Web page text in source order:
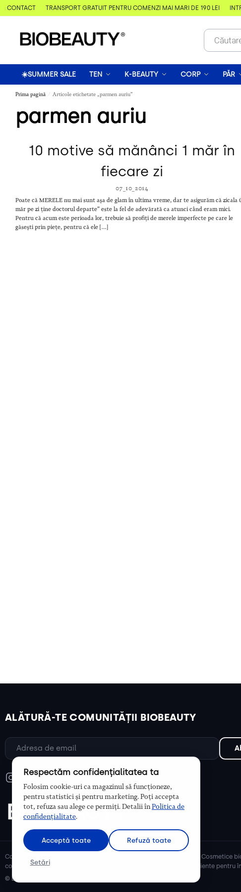
TRANSPORT GRATUIT PENTRU COMENZI MAI MARI DE 190 LEI
☀️SUMMER SALE TEN K-BEAUTY CORP PĂR
Prima pagină / Articole etichetate „parmen auriu”
parmen auriu
10 motive să mănânci 1 măr în
fiecare zi
07_10_2014
Poate că MERELE nu mai sunt așa de glam în ultima vreme, dar te asigurăm că zicala
măr pe zi ține doctorul departe” este la fel de adevărată ca atunci când eram mici.
Pentru că acum este perioada lor, trebuie să profiți de merele imperfecte pe care le
găsești prin piețe, pentru că ele […]
ALĂTURĂ-TE COMUNITĂȚII BIOBEAUTY
Cosmetice bio și naturale, ulei de argan, ulei de cocos, unt de shea. Cosmetice
cosmetice naturale pentru mămici și copii, cosmetice organice eficiente pentru
© Biobeauty 2026. Toate drepturile rezervate.
Respectăm confidențialitatea ta
Folosim cookie-uri ca magazinul să funcționeze,
pentru statistici și pentru marketing. Poți accepta
tot, refuza sau alege ce permiți. Detalii înPolitica de
confidențialitate.
Acceptă toate Refuză toate
Setări